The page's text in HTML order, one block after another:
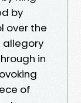
by
over the
allegory
in
of